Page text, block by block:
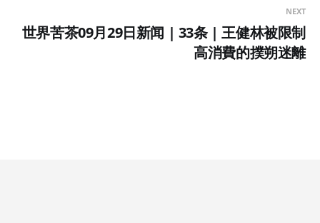
NEXT
世界苦茶09月29日新闻 | 33条 | 王健林被限制
高消費的撲朔迷離